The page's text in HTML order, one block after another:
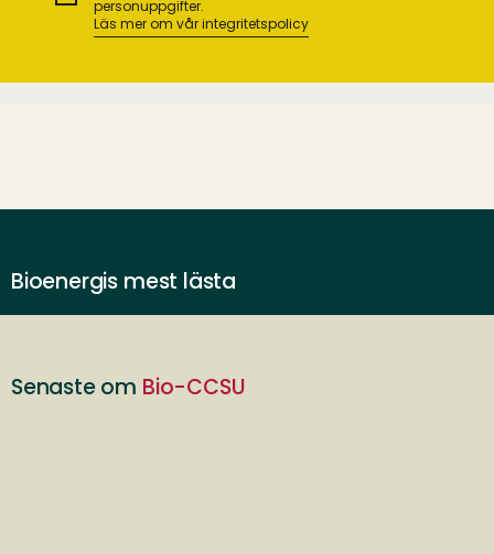
personuppgifter.
Läs mer om vår integritetspolicy
Bioenergis mest lästa
Senaste om Bio-CCSU